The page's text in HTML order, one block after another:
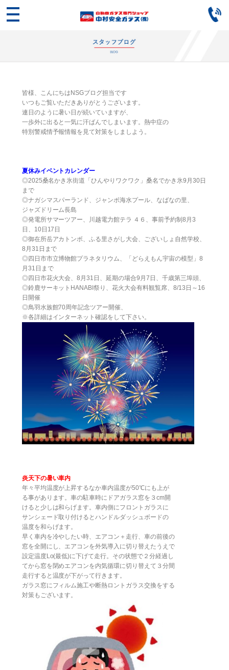
皆様、こんにちはNSGブログ担当です
いつもご覧いただきありがとうございます。
連日のように暑い日が続いていますが、
一歩外に出ると一気に汗ばんでしまいます。熱中症の
特別警戒情予報情報を見て対策をしましよう。
夏休みイベントカレンダー
◎2025桑名かき氷街道「ひんやりワクワク」桑名でかき氷9月30日
まで
◎ナガシマスパーランド、ジャンボ海水プール、なばなの里、
ジャズドリーム長島
◎発電所サマーツアー、川越電力館テラ ４６、事前予約制8月3
日、10日17日
◎御在所岳アカトンボ、ふる里さがし大会、ございしょ自然学校、
8月31日まで
◎四日市市立博物館プラネタリウム、「どらえもん宇宙の模型」8
月31日まで
◎四日市花火大会、8月31日、延期の場合9月7日、千歳第三埠頭、
◎鈴鹿サーキットHANABI祭り、花火大会有料観覧席、8/13日～16
日開催
◎鳥羽水族館70周年記念ツアー開催、
※各詳細はインターネット確認をして下さい。
炎天下の暑い車内
年々平均温度が上昇するなか車内温度が50℃にも上が
る事があります。車の駐車時にドアガラス窓を３cm開
けると少しは和らげます。車内側にフロントガラスに
サンシェード取り付けるとハンドルダッシュボードの
温度を和らげます。
早く車内を冷やしたい時、エアコン＋走行、車の前後の
窓を全開にし、エアコンを外気導入に切り替えたうえで
設定温度Lo(最低)に下げて走行。その状態で２分経過し
てから窓を閉めエアコンを内気循環に切り替えて３分間
走行すると温度が下がって行きます。
ガラス窓にフィルム施工や断熱ロントガラス交換をする
対策もございます。